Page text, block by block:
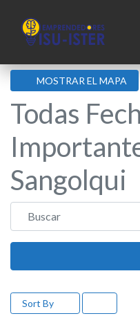
MOSTRAR EL MAPA
Todas
Sangolqui
Buscar
Sort By